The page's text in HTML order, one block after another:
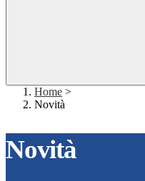
Home >
Novità
Novità